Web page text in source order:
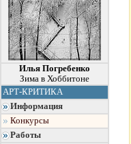
Илья Погребенко
Зима в Хоббитоне
АРТ-КРИТИКА
Информация
Конкурсы
Работы